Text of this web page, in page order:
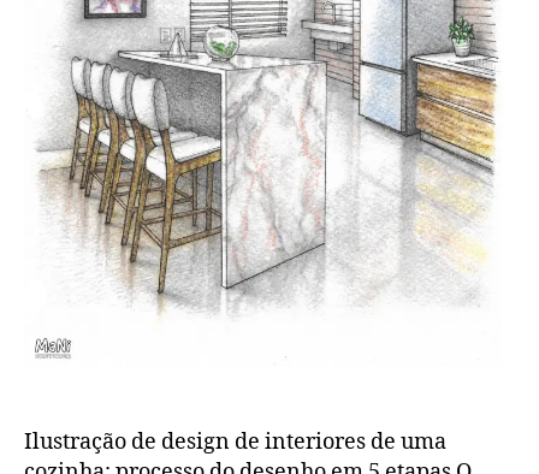
Ilustração de design de interiores de uma